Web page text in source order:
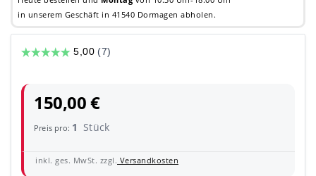
in unserem Geschäft in 41540 Dormagen abholen.
150,00 €
Preis pro: 1 Stück
inkl. ges. MwSt. zzgl. Versandkosten